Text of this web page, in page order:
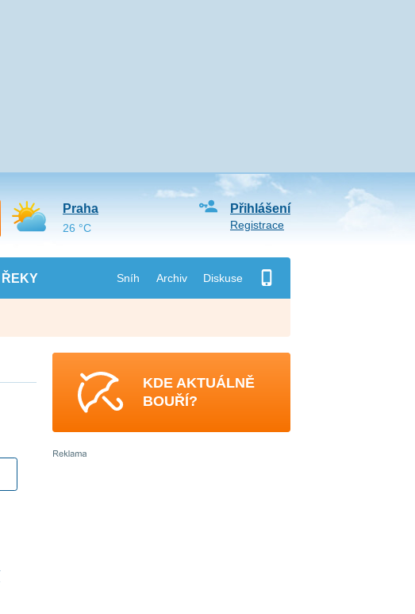
ŘEKY Sníh Archiv Diskuse
Přihlášení
Registrace
Praha
26 °C
KDE AKTUÁLNĚ
BOUŘÍ?